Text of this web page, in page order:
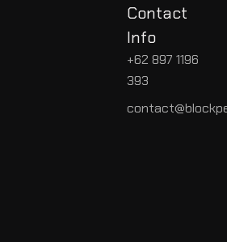
Contact
Info
+62 897 1196
393